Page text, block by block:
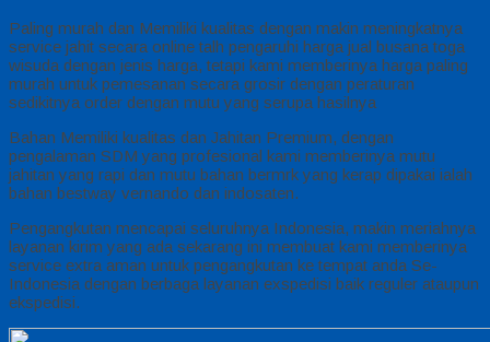
Paling murah dan Memiliki kualitas dengan makin meningkatnya
service jahit secara online talh pengaruhi harga jual busana toga
wisuda dengan jenis harga, tetapi kami memberinya harga paling
murah untuk pemesanan secara grosir dengan peraturan
sedikitnya order dengan mutu yang serupa hasilnya
Bahan Memiliki kualitas dan Jahitan Premium, dengan
pengalaman SDM yang profesional kami memberinya mutu
jahitan yang rapi dan mutu bahan bermrk yang kerap dipakai ialah
bahan bestway vernando dan indosaten.
Pengangkutan mencapai seluruhnya Indonesia, makin meriahnya
layanan kirim yang ada sekarang ini membuat kami memberinya
service extra aman untuk pengangkutan ke tempat anda Se-
Indonesia dengan berbaga layanan exspedisi baik reguler ataupun
ekspedisi.